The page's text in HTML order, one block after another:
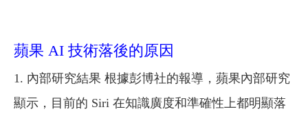
蘋果 AI 技術落後的原因
1. 內部研究結果 根據彭博社的報導，蘋果內部研究
顯示，目前的 Siri 在知識廣度和準確性上都明顯落